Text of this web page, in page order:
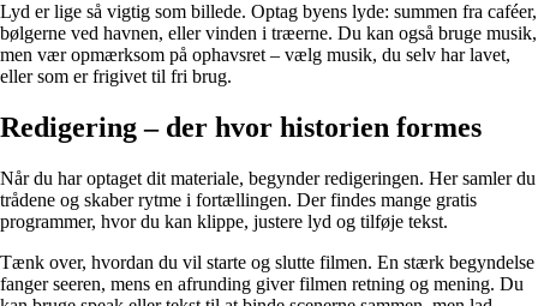
Lyd er lige så vigtig som billede. Optag byens lyde: summen fra caféer,
bølgerne ved havnen, eller vinden i træerne. Du kan også bruge musik,
men vær opmærksom på ophavsret – vælg musik, du selv har lavet,
eller som er frigivet til fri brug.
Redigering – der hvor historien formes
Når du har optaget dit materiale, begynder redigeringen. Her samler du
trådene og skaber rytme i fortællingen. Der findes mange gratis
programmer, hvor du kan klippe, justere lyd og tilføje tekst.
Tænk over, hvordan du vil starte og slutte filmen. En stærk begyndelse
fanger seeren, mens en afrunding giver filmen retning og mening. Du